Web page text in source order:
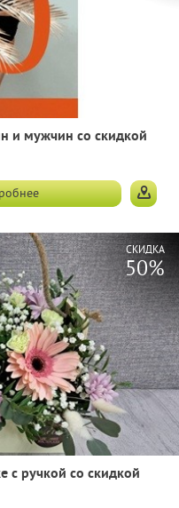
и мужчин со скидкой
СКИДКА
50%
с ручкой со скидкой